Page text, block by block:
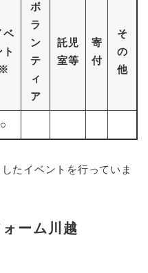
ベ
ト
※
ボ
ラ
ン
テ
ィ
ア
託児
室等
寄
付
そ
の
他
○
たイベントを行っていま
ーム川越